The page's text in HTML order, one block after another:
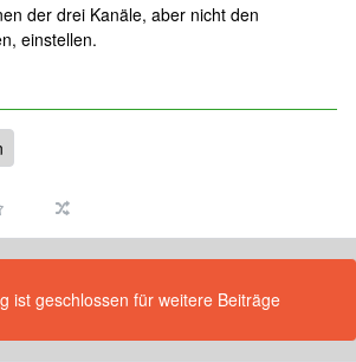
der drei Kanäle, aber nicht den
einstellen.
ist geschlossen für weitere Beiträge